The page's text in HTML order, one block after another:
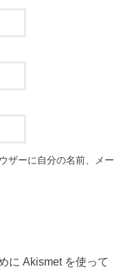
ザーに自分の名前、メー
に Akismet を使って